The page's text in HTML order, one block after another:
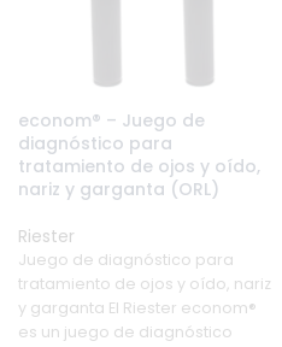
econom® – Juego de
diagnóstico para
tratamiento de ojos y oído,
nariz y garganta (ORL)
Riester
Juego de diagnóstico para
tratamiento de ojos y oído, nariz
y garganta El Riester econom®
es un juego de diagnóstico